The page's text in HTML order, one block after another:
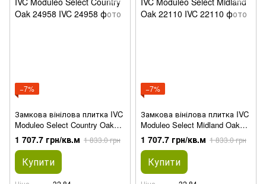
−7%
Замкова вінілова плитка IVC
Moduleo Select Country Oak
24958
1 707.7 грн/кв.м 1 833.0 грн
Купити
−7%
Замкова вінілова плитка IVC
Moduleo Select Midland Oak
22110
1 707.7 грн/кв.м 1 833.0 грн
Купити